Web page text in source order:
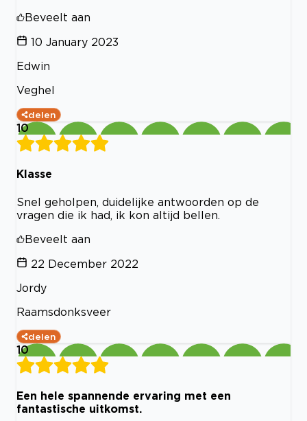
Beveelt aan
10 January 2023
Edwin
Veghel
delen
10
Klasse
Snel geholpen, duidelijke antwoorden op de
vragen die ik had, ik kon altijd bellen.
Beveelt aan
22 December 2022
Jordy
Raamsdonksveer
delen
10
Een hele spannende ervaring met een
fantastische uitkomst.